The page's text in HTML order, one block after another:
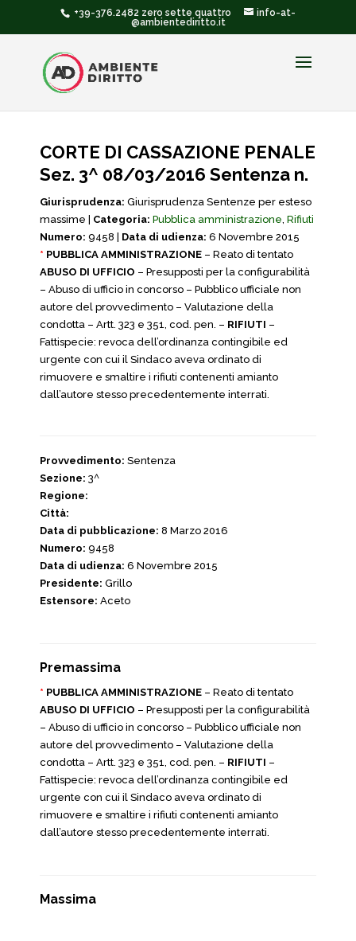
+39-376.2482 zero sette quattro
info-at-
@ambientediritto.it
CORTE DI CASSAZIONE PENALE
Sez. 3^ 08/03/2016 Sentenza n.
Giurisprudenza: Giurisprudenza Sentenze per esteso
massime | Categoria: Pubblica amministrazione, Rifiuti
Numero: 9458 | Data di udienza: 6 Novembre 2015
* PUBBLICA AMMINISTRAZIONE – Reato di tentato
ABUSO DI UFFICIO – Presupposti per la configurabilità
– Abuso di ufficio in concorso – Pubblico ufficiale non
autore del provvedimento – Valutazione della
condotta – Artt. 323 e 351, cod. pen. – RIFIUTI –
Fattispecie: revoca dell’ordinanza contingibile ed
urgente con cui il Sindaco aveva ordinato di
rimuovere e smaltire i rifiuti contenenti amianto
dall’autore stesso precedentemente interrati.
Provvedimento: Sentenza
Sezione: 3^
Regione:
Città:
Data di pubblicazione: 8 Marzo 2016
Numero: 9458
Data di udienza: 6 Novembre 2015
Presidente: Grillo
Estensore: Aceto
Premassima
* PUBBLICA AMMINISTRAZIONE – Reato di tentato
ABUSO DI UFFICIO – Presupposti per la configurabilità
– Abuso di ufficio in concorso – Pubblico ufficiale non
autore del provvedimento – Valutazione della
condotta – Artt. 323 e 351, cod. pen. – RIFIUTI –
Fattispecie: revoca dell’ordinanza contingibile ed
urgente con cui il Sindaco aveva ordinato di
rimuovere e smaltire i rifiuti contenenti amianto
dall’autore stesso precedentemente interrati.
Massima